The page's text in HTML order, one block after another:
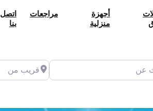
أجهزة
منزلية
مراجعات
اتصل
بنا
قريب من